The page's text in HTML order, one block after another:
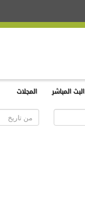
البث المباشر المجلات